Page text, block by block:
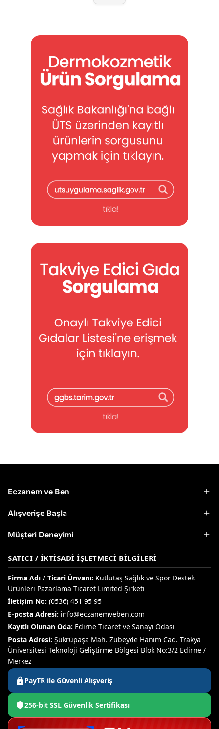
Eczanem ve Ben
Alışverişe Başla
Müşteri Deneyimi
SATICI / İKTISADI İŞLETMECI BILGILERI
Firma Adı / Ticari Ünvanı: Kutlutaş Sağlık ve Spor Destek
Ürünleri Pazarlama Ticaret Limited Şirketi
İletişim No: (0536) 451 95 95
E-posta Adresi: info@eczanemveben.com
Kayıtlı Olunan Oda: Edirne Ticaret ve Sanayi Odası
Posta Adresi: Şükrüpaşa Mah. Zübeyde Hanım Cad. Trakya
Üniversitesi Teknoloji Geliştirme Bölgesi Blok No:3/2 Edirne /
Merkez
PayTR ile Güvenli Alışveriş
256-bit SSL Güvenlik Sertifikası